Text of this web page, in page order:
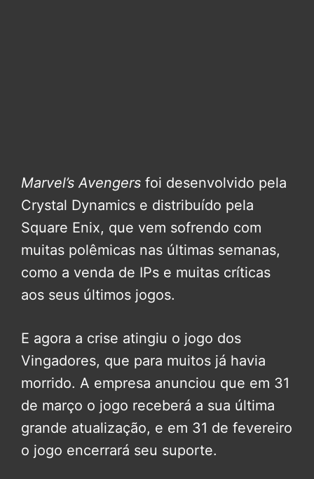
Marvel’s Avengers foi desenvolvido pela
Crystal Dynamics e distribuído pela
Square Enix, que vem sofrendo com
muitas polêmicas nas últimas semanas,
como a venda de IPs e muitas críticas
aos seus últimos jogos.
E agora a crise atingiu o jogo dos
Vingadores, que para muitos já havia
morrido. A empresa anunciou que em 31
de março o jogo receberá a sua última
grande atualização, e em 31 de fevereiro
o jogo encerrará seu suporte.